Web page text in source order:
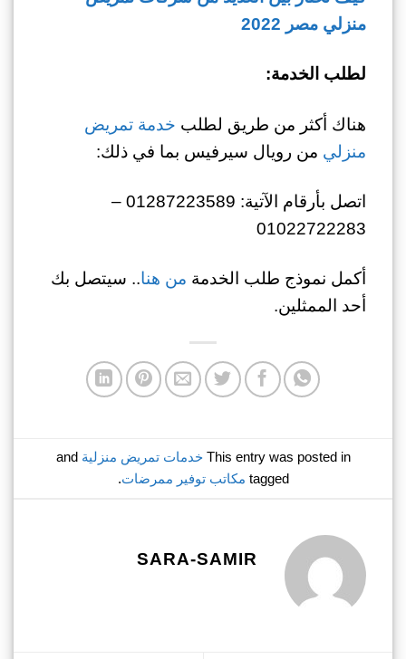
منزلي مصر 2022
لطلب الخدمة:
هناك أكثر من طريق لطلب خدمة تمريض
منزلي من رويال سيرفيس بما في ذلك:
اتصل بأرقام الآتية: 01287223589 –
01022722283
أكمل نموذج طلب الخدمة من هنا.. سيتصل بك
أحد الممثلين.
This entry was posted in خدمات تمريض منزلية and
tagged مكاتب توفير ممرضات.
SARA-SAMIR